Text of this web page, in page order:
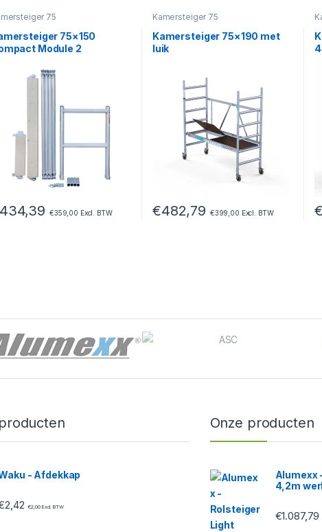
75
75×150
Module 2
434,39 €359,00 Excl. BTW
Kamersteiger 75
Kamersteiger 75×190 met
luik
€482,79 €399,00 Excl. BTW €
- Afdekkap
2,42 €2,00Excl. BTW
Onze producten
Alumexx
4,2m
€1.087,79